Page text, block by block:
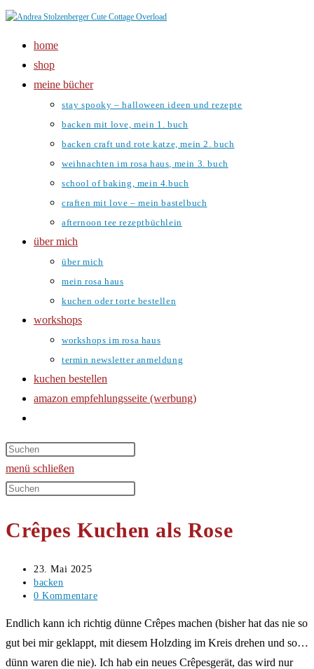
Zum
springen
home
shop
meine bücher
stay spooky – halloween ideen und rezepte
backen mit love, mein 1. buch
backen craft und rote katze, mein 2. buch
weihnachten im rosa haus, mein 3. buch
school of baking, mein 4.buch
craften mit love – mein bastelbuch
afternoon tee rezeptbüchlein
über mich
über mich
mein rosa haus
kuchen oder torte bestellen
workshops
workshops im rosa haus
termin newsletter anmeldung
kuchen bestellen
amazon empfehlungsseite (werbung)
umschalten
menü schließen
Diese
durchsuchen
Crêpes Kuchen als Rose
Beitrag
veröffentlicht:
23. Mai 2025
Beitrags-
Kategorie:
backen
Beitrags-
0 Kommentare
Endlich kann ich richtig dünne Crêpes machen (bisher hat das nie so
gut bei mir geklappt, mit diesem Holzding im Kreis drehen und so…
dünn waren die nie). Ich hab ein neues Crêpesgerät, das wird nur